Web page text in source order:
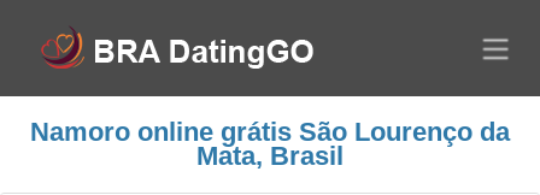
Namoro online grátis São Lourenço da
Mata, Brasil